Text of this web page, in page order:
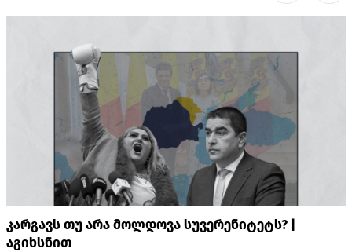
კარგავს თუ არა მოლდოვა სუვერენიტეტს? |
აგიხსნით